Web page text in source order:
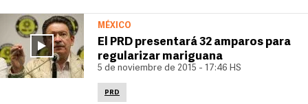
MÉXICO
El PRD presentará 32 amparos para
regularizar mariguana
5 de noviembre de 2015 - 17:46 HS
PRD